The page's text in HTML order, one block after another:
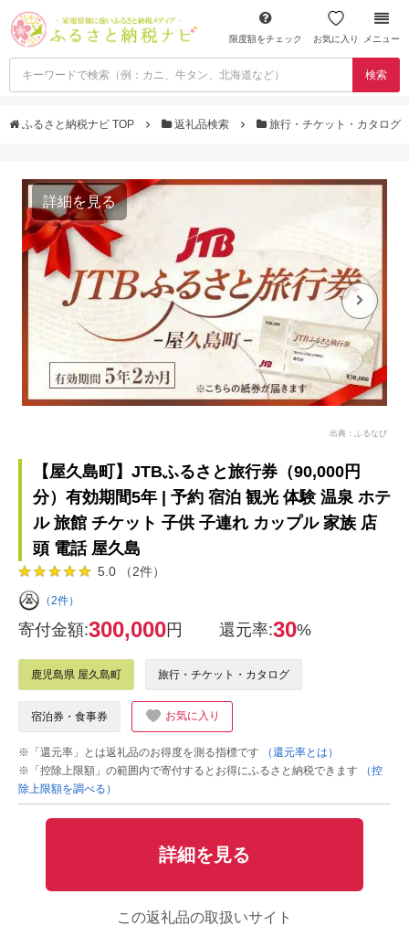
限度額をチェック お気に入り メニュー
検索
ふるさと納税ナビ TOP 返礼品検索 旅行・チケット・カタログ
詳細を見る
出典：ふるなび
【屋久島町】JTBふるさと旅行券（90,000円
分）有効期間5年 | 予約 宿泊 観光 体験 温泉 ホテ
ル 旅館 チケット 子供 子連れ カップル 家族 店
頭 電話 屋久島
5.0 （2件）
（2件）
寄付金額:300,000円 還元率:30%
鹿児島県 屋久島町 旅行・チケット・カタログ
宿泊券・食事券 お気に入り
※「還元率」とは返礼品のお得度を測る指標です
（還元率とは）
※「控除上限額」の範囲内で寄付するとお得にふるさと納税できます
（控
除上限額を調べる）
詳細を見る
この返礼品の取扱いサイト